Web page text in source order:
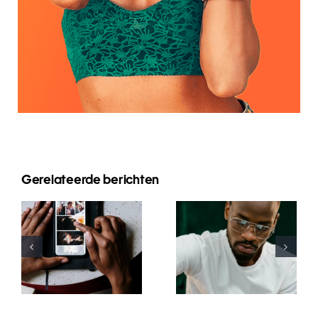
Gerelateerde berichten
Top-Apps
zum
Animieren
von Fotos
für
ansprechende
Top 17 Tipps
zur
Verbesserung
des
Verständnisses
des TikTok-